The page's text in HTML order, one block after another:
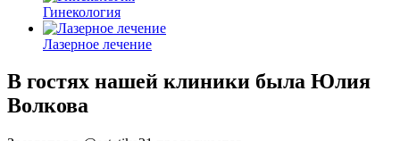
Гинекология
Лазерное лечение
В гостях нашей клиники была Юлия
Волкова